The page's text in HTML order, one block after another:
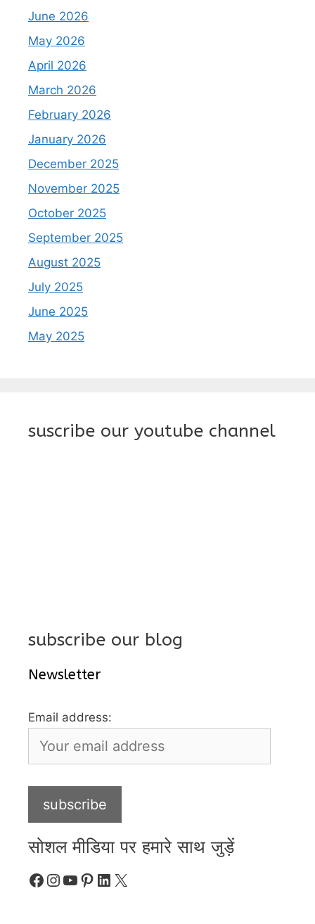
June 2026
May 2026
April 2026
March 2026
February 2026
January 2026
December 2025
November 2025
October 2025
September 2025
August 2025
July 2025
June 2025
May 2025
suscribe our youtube channel
subscribe our blog
Newsletter
Email address:
सोशल मीडिया पर हमारे साथ जुड़ें
Facebook
Instagram
YouTube
Pinterest
LinkedIn
X